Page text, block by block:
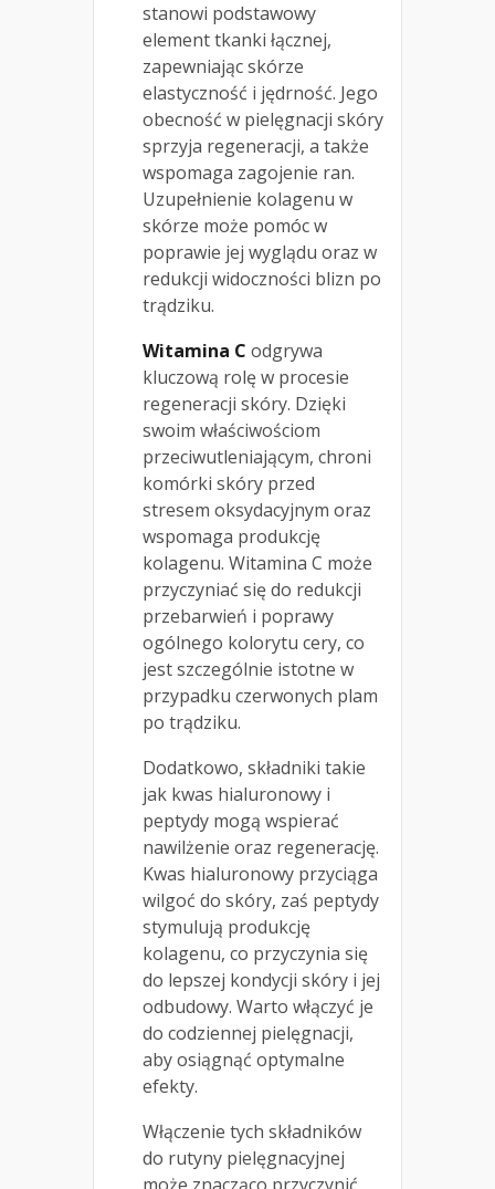
stanowi podstawowy
element tkanki łącznej,
zapewniając skórze
elastyczność i jędrność. Jego
obecność w pielęgnacji skóry
sprzyja regeneracji, a także
wspomaga zagojenie ran.
Uzupełnienie kolagenu w
skórze może pomóc w
poprawie jej wyglądu oraz w
redukcji widoczności blizn po
trądziku.
Witamina C odgrywa
kluczową rolę w procesie
regeneracji skóry. Dzięki
swoim właściwościom
przeciwutleniającym, chroni
komórki skóry przed
stresem oksydacyjnym oraz
wspomaga produkcję
kolagenu. Witamina C może
przyczyniać się do redukcji
przebarwień i poprawy
ogólnego kolorytu cery, co
jest szczególnie istotne w
przypadku czerwonych plam
po trądziku.
Dodatkowo, składniki takie
jak kwas hialuronowy i
peptydy mogą wspierać
nawilżenie oraz regenerację.
Kwas hialuronowy przyciąga
wilgoć do skóry, zaś peptydy
stymulują produkcję
kolagenu, co przyczynia się
do lepszej kondycji skóry i jej
odbudowy. Warto włączyć je
do codziennej pielęgnacji,
aby osiągnąć optymalne
efekty.
Włączenie tych składników
do rutyny pielęgnacyjnej